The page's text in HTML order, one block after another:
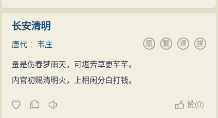
长安清明
唐代 ： 韦庄 拼
译
繁
原
蚤是伤春梦雨天，可堪芳草更芊芊。
内官初赐清明火，上相闲分白打钱。
赞(0)